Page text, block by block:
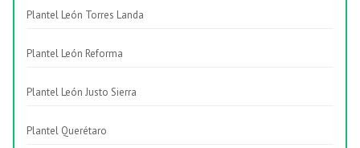
Plantel León Torres Landa
Plantel León Reforma
Plantel León Justo Sierra
Plantel Querétaro